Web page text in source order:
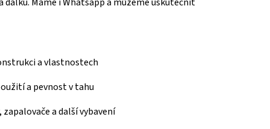
a vlastnostech
a pevnost v tahu
a další vybavení